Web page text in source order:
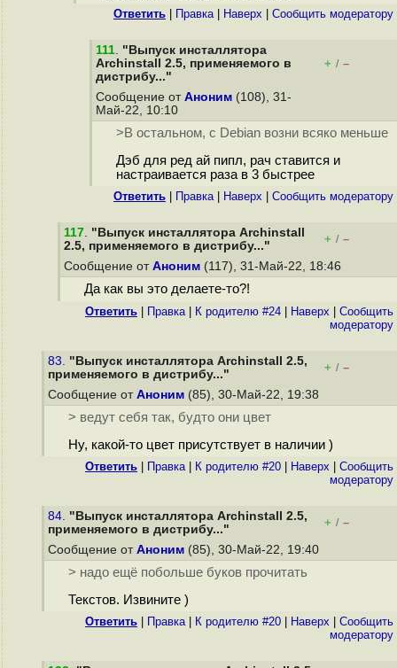
Ответить Правка| Наверх Cообщить модератору
111. "Выпуск инсталлятора
Archinstall 2.5, применяемого в
дистрибу..."
+ / –
Сообщение от Аноним (108), 31-
Май-22, 10:10
>В остальном, с Debian возни всяко меньше
Дэб для ред ай пипл, рач ставится и
настраивается раза в 3 быстрее
Ответить Правка| Наверх Cообщить модератору
117. "Выпуск инсталлятора Archinstall
2.5, применяемого в дистрибу..."
+ / –
Сообщение от Аноним (117), 31-Май-22, 18:46
Да как вы это делаете-то?!
Ответить Правка| К родителю #24 Наверх
Cообщить
модератору
83. "Выпуск инсталлятора Archinstall 2.5,
применяемого в дистрибу..."
+ / –
Сообщение от Аноним (85), 30-Май-22, 19:38
> ведут себя так, будто они цвет
Ну, какой-то цвет присутствует в наличии )
Ответить Правка| К родителю #20 Наверх
Cообщить
модератору
84. "Выпуск инсталлятора Archinstall 2.5,
применяемого в дистрибу..."
+ / –
Сообщение от Аноним (85), 30-Май-22, 19:40
> надо ещё побольше буков прочитать
Текстов. Извините )
Ответить Правка| К родителю #20 Наверх
Cообщить
модератору